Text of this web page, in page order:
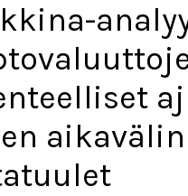
aikavälin